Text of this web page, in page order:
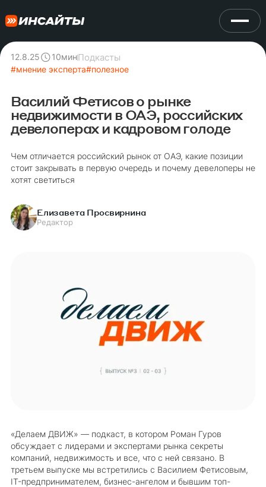
12.8.25 10минПодкасты
#мнение эксперта#полезное
Василий Фетисов о рынке
недвижимости в ОАЭ, российских
девелоперах и кадровом голоде
Чем отличается российский рынок от ОАЭ, какие позиции
стоит закрывать в первую очередь и почему девелоперы не
хотят светиться
Елизавета Просвирнина
Редактор
«‎Делаем ДВИЖ» — подкаст, в котором Роман Гуров
обсуждает с лидерами и экспертами рынка секреты
компаний, недвижимость и все, что с ней связано. В
третьем выпуске мы встретились с Василием Фетисовым,
IT-предпринимателем, бизнес-ангелом и бывшим топ-